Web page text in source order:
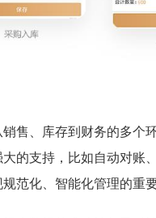
售、库存到财务的多个
的支持，比如自动对账
范化、智能化管理的重要